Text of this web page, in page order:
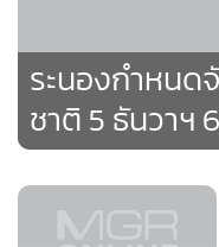
ระนองกำหน
ชาติ 5 ธันวาฯ